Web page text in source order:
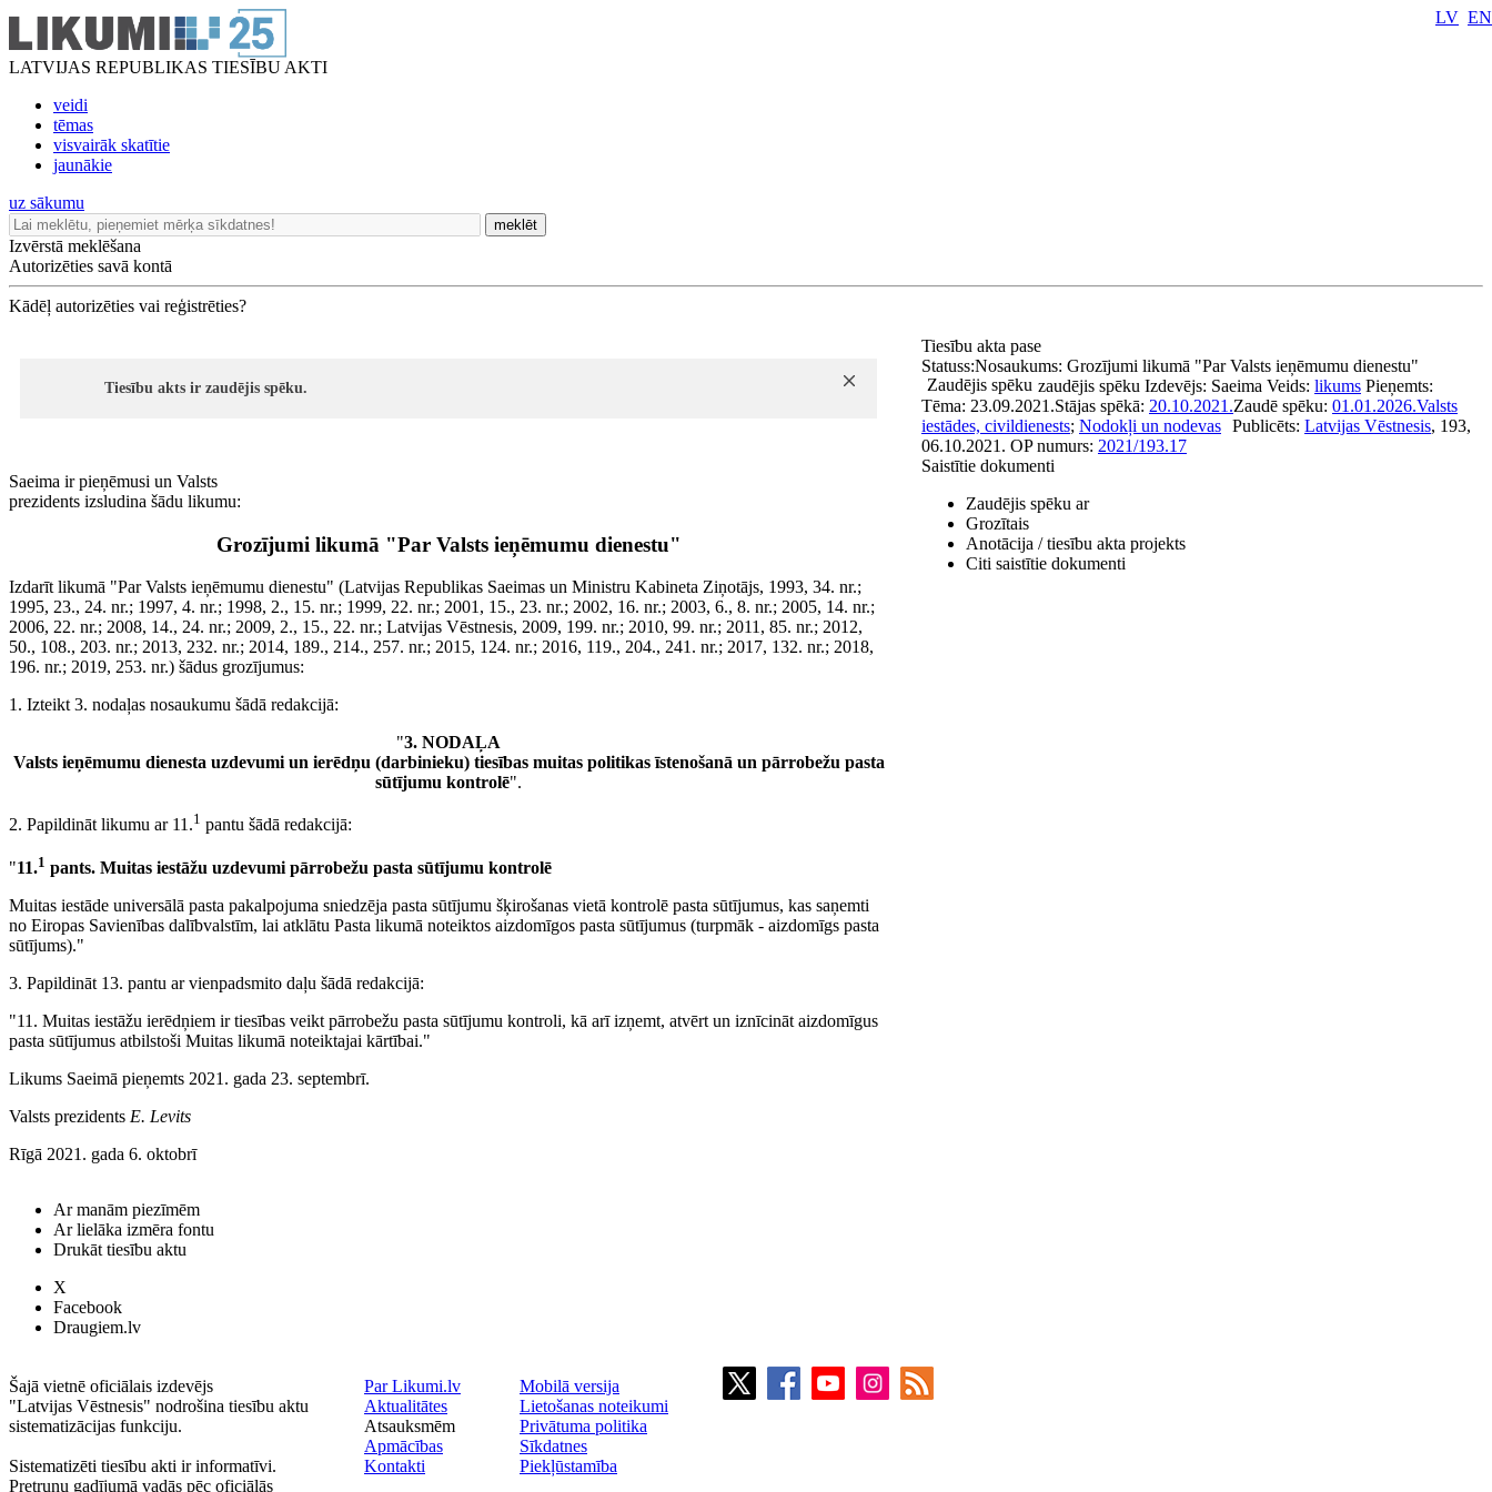
LATVIJAS REPUBLIKAS TIESĪBU AKTI
veidi
tēmas
visvairāk skatītie
jaunākie
LV EN
uz sākumu
meklēt
Izvērstā meklēšana
Autorizēties savā kontā
Kādēļ autorizēties vai reģistrēties?
Tiesību akts ir zaudējis spēku.
Saeima ir pieņēmusi un Valsts
prezidents izsludina šādu likumu:
Grozījumi likumā "Par Valsts ieņēmumu dienestu"
Izdarīt likumā "Par Valsts ieņēmumu dienestu" (Latvijas Republikas Saeimas un Ministru Kabineta Ziņotājs, 1993, 34. nr.;
1995, 23., 24. nr.; 1997, 4. nr.; 1998, 2., 15. nr.; 1999, 22. nr.; 2001, 15., 23. nr.; 2002, 16. nr.; 2003, 6., 8. nr.; 2005, 14. nr.;
2006, 22. nr.; 2008, 14., 24. nr.; 2009, 2., 15., 22. nr.; Latvijas Vēstnesis, 2009, 199. nr.; 2010, 99. nr.; 2011, 85. nr.; 2012,
50., 108., 203. nr.; 2013, 232. nr.; 2014, 189., 214., 257. nr.; 2015, 124. nr.; 2016, 119., 204., 241. nr.; 2017, 132. nr.; 2018,
196. nr.; 2019, 253. nr.) šādus grozījumus:
1. Izteikt 3. nodaļas nosaukumu šādā redakcijā:
"3. NODAĻA
Valsts ieņēmumu dienesta uzdevumi un ierēdņu (darbinieku) tiesības muitas politikas īstenošanā un pārrobežu pasta
sūtījumu kontrolē".
2. Papildināt likumu ar 11.1 pantu šādā redakcijā:
"11.1 pants. Muitas iestāžu uzdevumi pārrobežu pasta sūtījumu kontrolē
Muitas iestāde universālā pasta pakalpojuma sniedzēja pasta sūtījumu šķirošanas vietā kontrolē pasta sūtījumus, kas saņemti
no Eiropas Savienības dalībvalstīm, lai atklātu Pasta likumā noteiktos aizdomīgos pasta sūtījumus (turpmāk - aizdomīgs pasta
sūtījums)."
3. Papildināt 13. pantu ar vienpadsmito daļu šādā redakcijā:
"11. Muitas iestāžu ierēdņiem ir tiesības veikt pārrobežu pasta sūtījumu kontroli, kā arī izņemt, atvērt un iznīcināt aizdomīgus
pasta sūtījumus atbilstoši Muitas likumā noteiktajai kārtībai."
Likums Saeimā pieņemts 2021. gada 23. septembrī.
Valsts prezidents E. Levits
Rīgā 2021. gada 6. oktobrī
Tiesību akta pase
Nosaukums: Grozījumi likumā "Par Valsts ieņēmumu dienestu"
Statuss:
Zaudējis spēku zaudējis spēku Izdevējs: Saeima Veids: likums Pieņemts:
23.09.2021.Stājas spēkā: 20.10.2021.Zaudē spēku: 01.01.2026.
Tēma:
Valsts
iestādes, civildienests; Nodokļi un nodevas Publicēts: Latvijas Vēstnesis, 193,
06.10.2021. OP numurs: 2021/193.17
Saistītie dokumenti
Zaudējis spēku ar
Grozītais
Anotācija / tiesību akta projekts
Citi saistītie dokumenti
Ar manām piezīmēm
Ar lielāka izmēra fontu
Drukāt tiesību aktu
X
Facebook
Draugiem.lv
Šajā vietnē oficiālais izdevējs
"Latvijas Vēstnesis" nodrošina tiesību aktu
sistematizācijas funkciju.
Sistematizēti tiesību akti ir informatīvi.
Pretrunu gadījumā vadās pēc oficiālās
Par Likumi.lv
Aktualitātes
Atsauksmēm
Apmācības
Kontakti
Mobilā versija
Lietošanas noteikumi
Privātuma politika
Sīkdatnes
Piekļūstamība